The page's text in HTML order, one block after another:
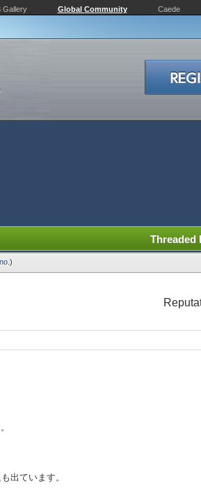
Gallery Global Community Caede
Threaded
.)
出ています。